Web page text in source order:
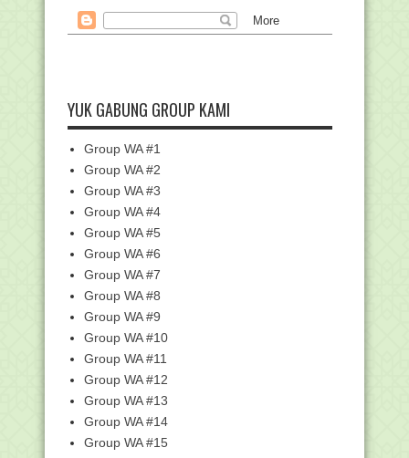
Cara Verval Pengajuan Penyetaraan
Jabatan dan Pang...
Kualifikasi Pendidi...
Mekanisme dan Timeline Pengajuan
Aspek Penetapan Pemberian
Kesetaraan Jabatan dan P...
Kisah dan Hikmah Asal Mula Jumlah
Raka'at dan Wakt...
Persyaratan, Sasaran dan Mekanisme
Inpassing 2023
Pelaksanaan Survey Kegiatan Audit
Akurasi Data Pen...
Tiap Tahun Kemenag Jaring 4.000 Ribu
Penerima Beas...
Cara Konfirmasi dan Cetak BAP Emis
Tiap Semester
Kemenag Gelar Sayembara Desain
Batik Haji Indonesi...
Pemerataan Mutu, Kemenag Latih
1.200 Guru Madrasah...
YUK GABUNG GROUP KAMI
Group WA #1
Group WA #2
Group WA #3
Group WA #4
Group WA #5
Group WA #6
Group WA #7
Group WA #8
Group WA #9
Group WA #10
Group WA #11
Group WA #12
Group WA #13
Group WA #14
Group WA #15